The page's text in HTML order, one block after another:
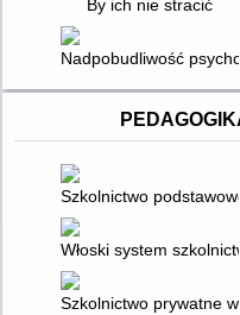
By ich nie stracić
Nadpobudliwość
Szkolnictwo
Włoski system
Szkolnictwo prywatne